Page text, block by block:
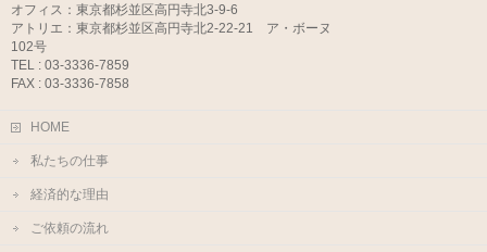
オフィス：東京都杉並区高円寺北3-9-6
アトリエ：東京都杉並区高円寺北2-22-21 ア・ボーヌ
102号
TEL : 03-3336-7859
FAX : 03-3336-7858
HOME
私たちの仕事
経済的な理由
ご依頼の流れ